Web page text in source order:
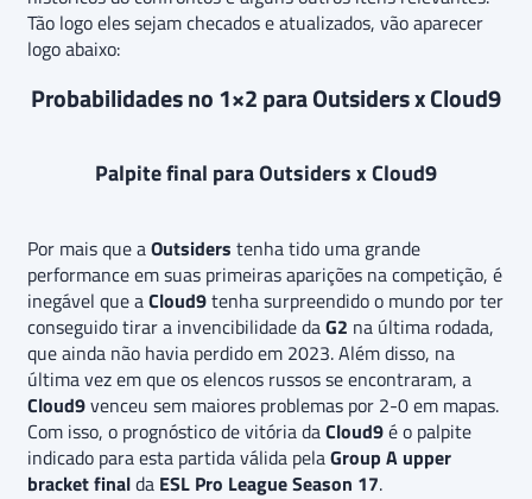
Tão logo eles sejam checados e atualizados, vão aparecer
logo abaixo:
Probabilidades no 1×2 para Outsiders x Cloud9
Palpite final para Outsiders x Cloud9
Por mais que aOutsiders tenha tido uma grande
performance em suas primeiras aparições na competição, é
inegável que aCloud9tenha surpreendido o mundo por ter
conseguido tirar a invencibilidade daG2 na última rodada,
que ainda não havia perdido em 2023. Além disso, na
última vez em que os elencos russos se encontraram, a
Cloud9venceu sem maiores problemas por 2-0 em mapas.
Com isso, o prognóstico de vitória daCloud9é o palpite
indicado para esta partida válida pelaGroup A upper
bracket finalda ESL Pro League Season 17.